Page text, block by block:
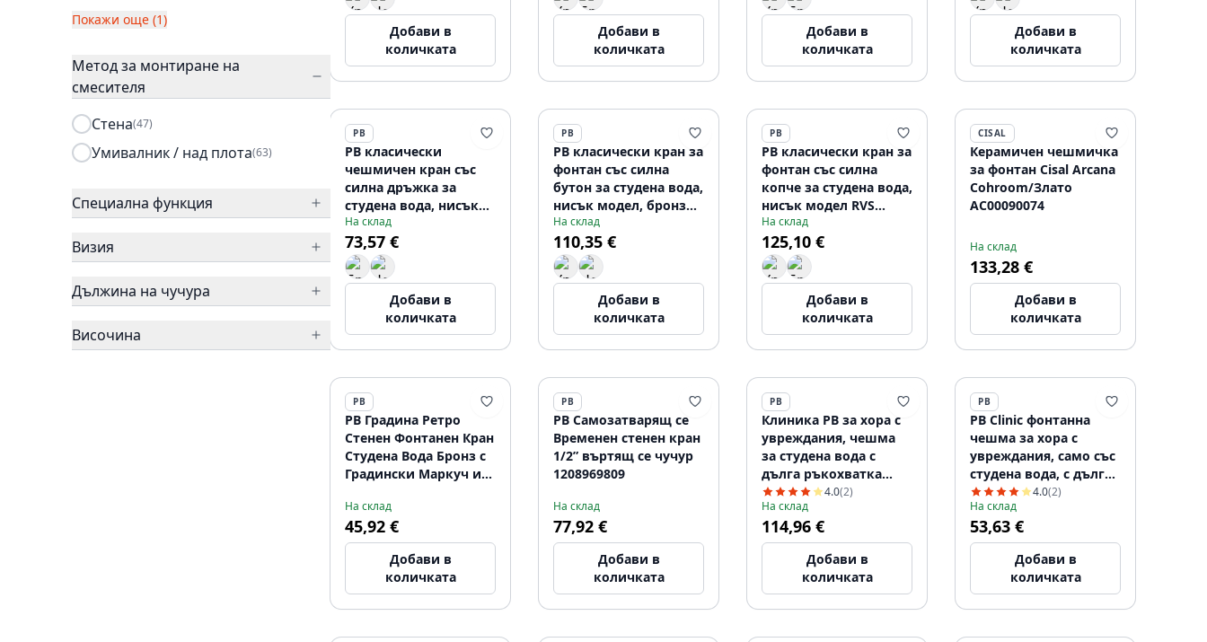
Покажи още (1)
Метод за монтиране на
смесителя
Стена(47)
Умивалник / над плота(63)
Специална функция
Визия
Дължина на чучура
Височина
Добави в
количката
Добави в
количката
Добави в
количката
Добави в
количката
PB
PB класически
чешмичен кран със
силна дръжка за
студена вода, нисък
модел хром
1208956901
На склад
73,57 €
Добави в
количката
PB
PB класически кран за
фонтан със силна
бутон за студена вода,
нисък модел, бронз
1208956902
На склад
110,35 €
Добави в
количката
PB
PB класически кран за
фонтан със силна
копче за студена вода,
нисък модел RVS
1208956903
На склад
125,10 €
Добави в
количката
CISAL
Керамичен чешмичка
за фонтан Cisal Arcana
Cohroom/Злато
AC00090074
На склад
133,28 €
Добави в
количката
PB
PB Градина Ретро
Стенен Фонтанен Кран
Студена Вода Бронз с
Градински Маркуч и
1208969784
На склад
45,92 €
Добави в
количката
PB
PB Самозатварящ се
Временен стенен кран
1/2” въртящ се чучур
1208969809
На склад
77,92 €
Добави в
количката
PB
Клиника PB за хора с
увреждания, чешма
за студена вода с
дълга ръкохватка
хром 1208956275
4.0(2)
На склад
114,96 €
Добави в
количката
PB
PB Clinic фонтанна
чешма за хора с
увреждания, само със
студена вода, с дълга
ръкохватка,
хромирана, нисък
модел 1208956276
4.0(2)
На склад
53,63 €
Добави в
количката